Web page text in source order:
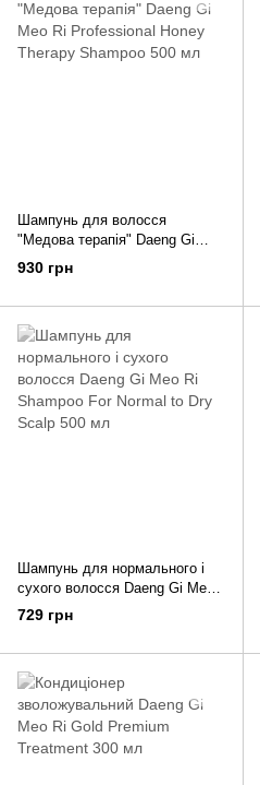
Шампунь для волосся
"Медова терапія" Daeng Gi
Meo Ri Professional Honey
Therapy Shampoo 500 мл
930 грн
Шампунь для нормального і
сухого волосся Daeng Gi Meo
Ri Shampoo For Normal to Dry
Scalp 500 мл
729 грн